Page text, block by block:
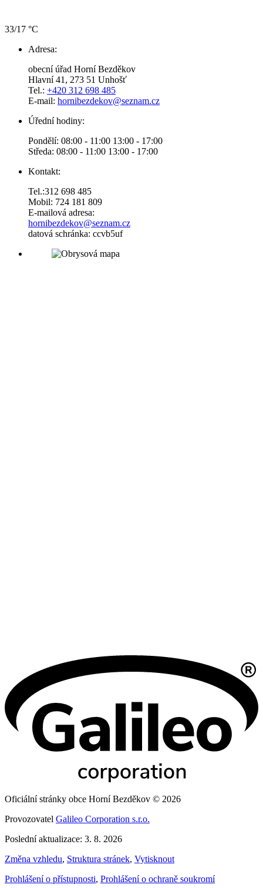
33/17 °C
Adresa:
obecní úřad Horní Bezděkov
Hlavní 41, 273 51 Unhošť
Tel.: +420 312 698 485
E-mail: hornibezdekov@seznam.cz
Úřední hodiny:
Pondělí: 08:00 - 11:00 13:00 - 17:00
Středa: 08:00 - 11:00 13:00 - 17:00
Kontakt:
Tel.:312 698 485
Mobil: 724 181 809
E-mailová adresa:
hornibezdekov@seznam.cz
datová schránka: ccvb5uf
Oficiální stránky obce Horní Bezděkov © 2026
Provozovatel Galileo Corporation s.r.o.
Poslední aktualizace: 3. 8. 2026
Změna vzhledu, Struktura stránek, Vytisknout
Prohlášení o přístupnosti, Prohlášení o ochraně soukromí